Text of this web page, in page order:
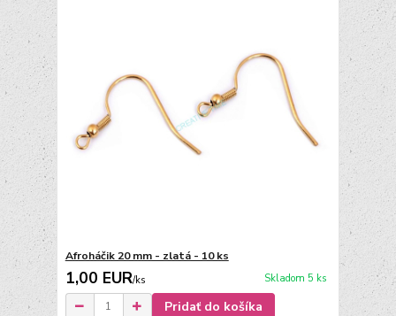
Afroháčik 20 mm - zlatá - 10 ks
1,00 EUR/ks Skladom 5 ks
Pridať do košíka